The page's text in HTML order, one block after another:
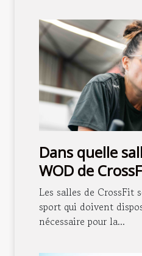
Dans quelle
WOD de
Les salles de CrossFit
sport qui doivent
nécessaire pour la...